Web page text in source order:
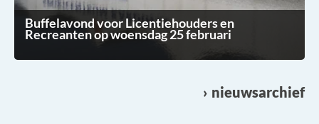
Buffelavond voor Licentiehouders en
Recreanten op woensdag 25 februari
nieuwsarchief